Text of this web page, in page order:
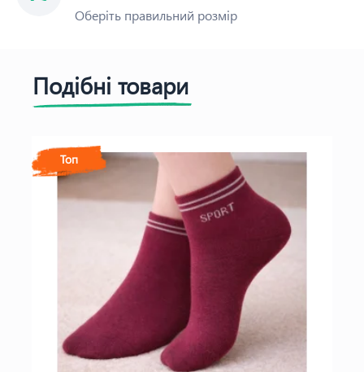
Оберіть правильний розмір
Подібні товари
Топ